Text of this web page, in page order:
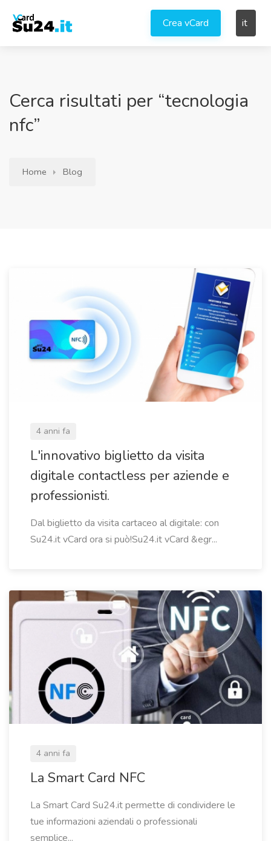
Crea vCard it
Cerca risultati per “tecnologia
nfc”
Home Blog
4 anni fa
L'innovativo biglietto da visita
digitale contactless per aziende e
professionisti.
Dal biglietto da visita cartaceo al digitale: con
Su24.it vCard ora si può!Su24.it vCard &egr...
4 anni fa
La Smart Card NFC
La Smart Card Su24.it permette di condividere le
tue informazioni aziendali o professionali
semplice...